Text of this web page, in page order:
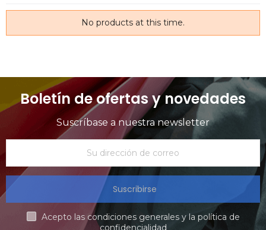
No products at this time.
Boletín de ofertas y novedades
Suscríbase a nuestra newsletter
Suscribirse
Acepto las condiciones generales y la política de
confidencialidad